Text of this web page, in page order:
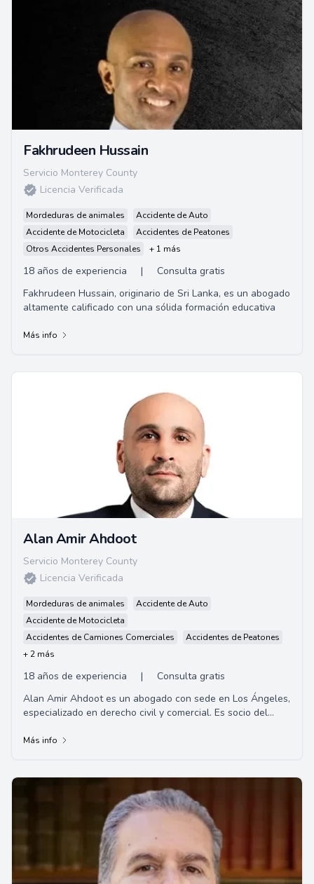
Fakhrudeen Hussain
Servicio Monterey County
Licencia Verificada
Mordeduras de animales
Accidente de Auto
Accidente de Motocicleta
Accidentes de Peatones
Otros Accidentes Personales
+ 1 más
18 años de experiencia |
Consulta gratis
Fakhrudeen Hussain, originario de Sri Lanka, es un abogado
altamente calificado con una sólida formación educativa
Más info
Alan Amir Ahdoot
Servicio Monterey County
Licencia Verificada
Mordeduras de animales
Accidente de Auto
Accidente de Motocicleta
Accidentes de Camiones Comerciales
Accidentes de Peatones
+ 2 más
18 años de experiencia |
Consulta gratis
Alan Amir Ahdoot es un abogado con sede en Los Ángeles,
especializado en derecho civil y comercial. Es socio del
Más info